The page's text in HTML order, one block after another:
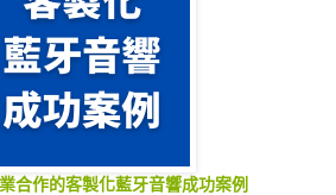
合作的客製化藍牙音響成功案例